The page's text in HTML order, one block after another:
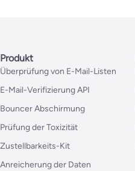
Produkt
Überprüfung von E-Mail-Listen
E-Mail-Verifizierung API
Bouncer Abschirmung
Prüfung der Toxizität
Zustellbarkeits-Kit
Anreicherung der Daten